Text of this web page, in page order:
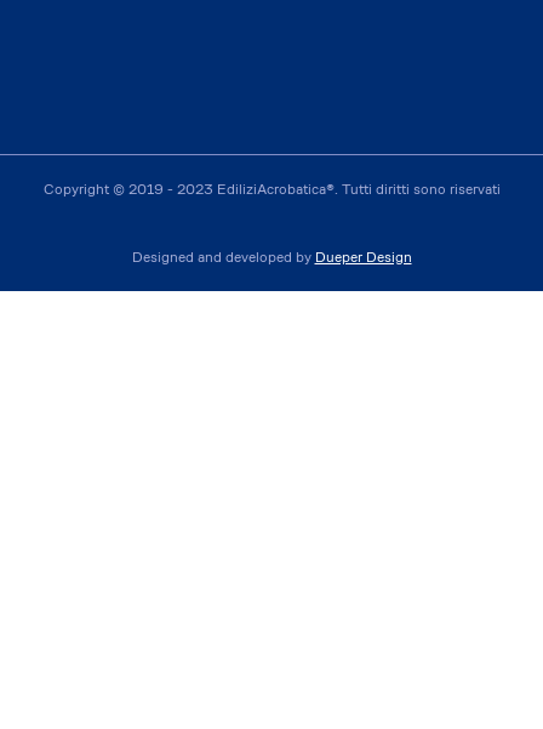
Copyright © 2019 - 2023 EdiliziAcrobatica®. Tutti diritti sono riservati
Designed and developed by Dueper Design